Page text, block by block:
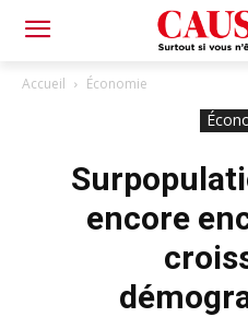
Accueil Économie
encore